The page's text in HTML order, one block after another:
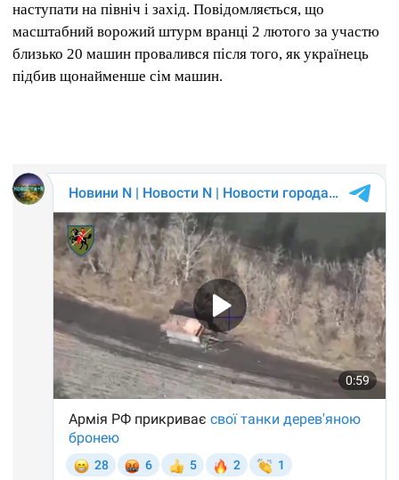
наступати на північ і захід. Повідомляється, що
масштабний ворожий штурм вранці 2 лютого за участю
близько 20 машин провалився після того, як українець
підбив щонайменше сім машин.